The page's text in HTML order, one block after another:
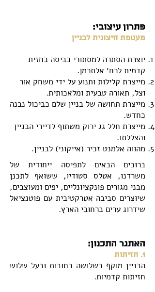
פתרון עיצובי:
מעטפת חיצונית לבניין
יוצרת הסתרה למסתורי כביסה בחזית
קדמית לרח׳ אלתרמן.
מייצרת קלילות ותנוע על ידי משחק אור
וצל, תאורה טבעית ומלאכותית.
מייצרת תחושה של בניין שלם כביכול נבנה
כחדש.
מייצרת חלל גג ירוק משתוף לדיירי הבניין
והצללתו.
מהווה אלמנט זכיר (אייקוני) לבניין.
ברוכים הבאים לתפיסה ייחודית של
משרדנו, אטלס סטודיו, ששואף לתכנן
מבני מגורים פונקציונליים, יפים ומעוצבים,
שיוצרים סביבה אטרקטיבית עם פוטנציאל
שידרוג ערים ברחובי הארץ.
האתגר התכנון:
1. חזיתות
הבניין מוקף בשלושה רחובות ובעל שלוש
חזיתות קדמיות.